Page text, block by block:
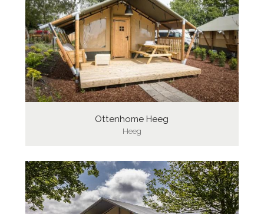
Ottenhome Heeg
Heeg